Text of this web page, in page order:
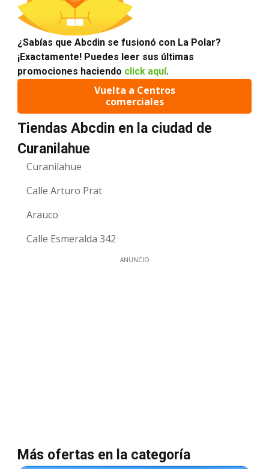
¿Sabías que Abcdin se fusionó con La Polar?
¡Exactamente! Puedes leer sus últimas
promociones haciendo click aquí.
Vuelta a Centros
comerciales
Tiendas Abcdin en la ciudad de
Curanilahue
Curanilahue
Calle Arturo Prat
Arauco
Calle Esmeralda 342
ANUNCIO
Más ofertas en la categoría